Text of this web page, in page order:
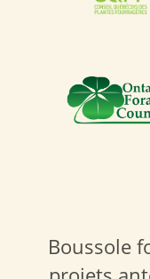
Boussole